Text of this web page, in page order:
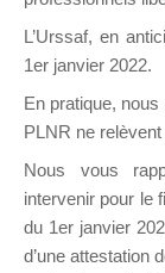
L’Urssaf, en
1er janvier 2022.
En pratique,
PLNR ne
Nous vous
intervenir pour le
du 1er janvier
d’une attestation